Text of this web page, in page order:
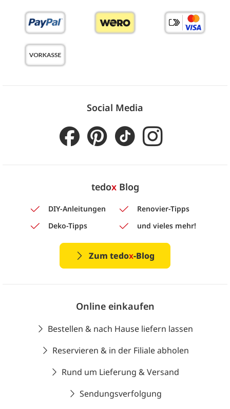
Social Media
tedoxBlog
DIY-Anleitungen
Renovier-Tipps
Deko-Tipps
und vieles mehr!
Zum tedox-Blog
Online einkaufen
Bestellen & nach Hause liefern lassen
Reservieren & in der Filiale abholen
Rund um Lieferung & Versand
Sendungsverfolgung